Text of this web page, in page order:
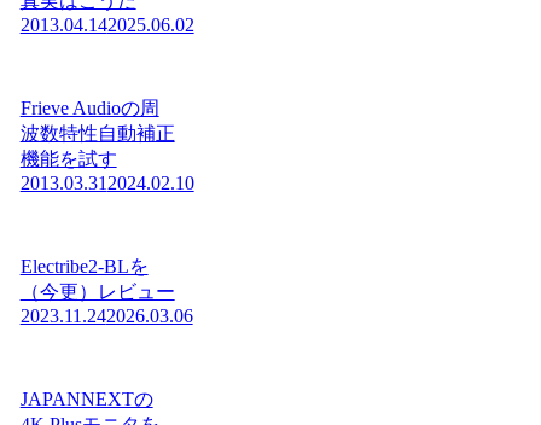
2013.04.142025.06.02
Frieve Audioの周
波数特性自動補正
機能を試す
2013.03.31 2024.02.10
Electribe2-BLを
（今更）レビュー
2023.11.242026.03.06
JAPANNEXTの